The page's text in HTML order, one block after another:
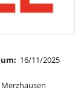
16/11/2025